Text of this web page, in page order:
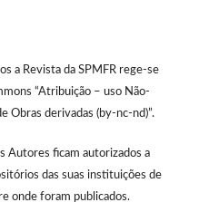
a Revista da SPMFR rege-se
“Atribuição – uso Não-
Obras derivadas (by-nc-nd)”.
Autores ficam autorizados a
das suas instituições de
onde foram publicados.